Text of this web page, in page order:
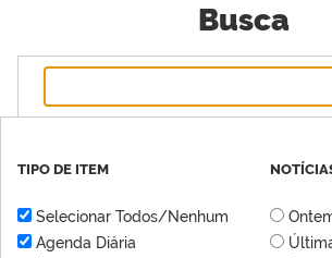
Busca
TIPO DE ITEM
Selecionar Todos/Nenhum
Agenda Diária